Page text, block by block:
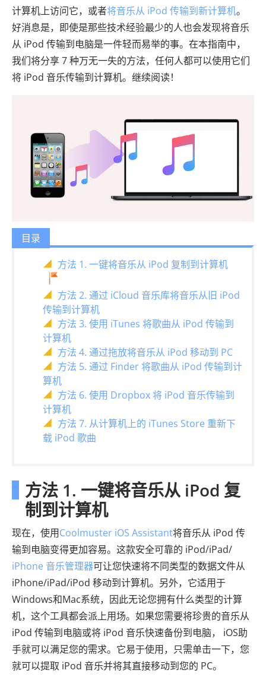
计算机上访问它，或者将音乐从 iPod 传输到新计算机。
好消息是，即使是那些技术经验最少的人也会发现将音乐
从 iPod 传输到电脑是一件轻而易举的事。在本指南中，
我们将分享 7 种万无一失的方法，任何人都可以使用它们
将 iPod 音乐传输到计算机。继续阅读！
目录
方法 1. 一键将音乐从 iPod 复制到计算机
方法 2. 通过 iCloud 音乐库将音乐从旧 iPod
传输到计算机
方法 3. 使用 iTunes 将歌曲从 iPod 传输到
计算机
方法 4. 通过拖放将音乐从 iPod 移动到 PC
方法 5. 通过 Finder 将歌曲从 iPod 传输到计
算机
方法 6. 使用 Dropbox 将 iPod 音乐传输到
计算机
方法 7. 从计算机上的 iTunes Store 重新下
载 iPod 歌曲
方法 1. 一键将音乐从 iPod 复
制到计算机
现在，使用Coolmuster iOS Assistant将音乐从 iPod 传
输到电脑变得更加容易。这款安全可靠的 iPod/iPad/
iPhone 音乐管理器可让您快速将不同类型的数据文件从
iPhone/iPad/iPod 移动到计算机。另外，它适用于
Windows和Mac系统，因此无论您拥有什么类型的计算
机，这个工具都会派上用场。如果您需要将珍贵的音乐从
iPod 传输到电脑或将 iPod 音乐快速备份到电脑， iOS助
手就可以满足您的需求。它易于使用，只需单击一下，您
就可以提取 iPod 音乐并将其直接移动到您的 PC。